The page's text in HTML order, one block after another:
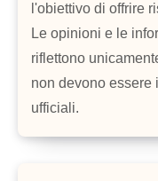
l'obiettivo di offrire
Le opinioni e le
riflettono
non devono essere
ufficiali.